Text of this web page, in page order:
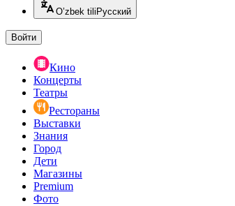
O’zbek tili Русский
Войти
Кино
Концерты
Театры
Рестораны
Выставки
Знания
Город
Дети
Магазины
Premium
Фото